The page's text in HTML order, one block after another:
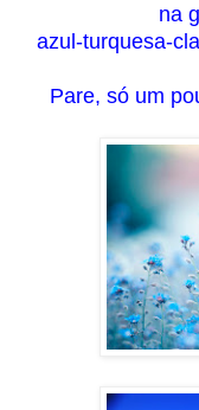
na
azul-turquesa-
Pare, só um